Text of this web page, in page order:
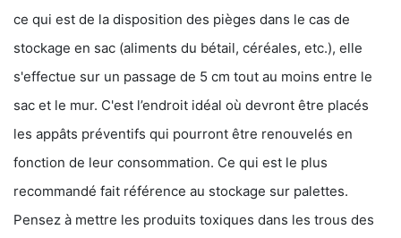
ce qui est de la disposition des pièges dans le cas de
stockage en sac (aliments du bétail, céréales, etc.), elle
s'effectue sur un passage de 5 cm tout au moins entre le
sac et le mur. C'est l’endroit idéal où devront être placés
les appâts préventifs qui pourront être renouvelés en
fonction de leur consommation. Ce qui est le plus
recommandé fait référence au stockage sur palettes.
Pensez à mettre les produits toxiques dans les trous des